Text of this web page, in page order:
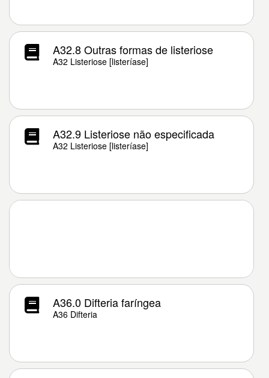
A32.8 Outras formas de listeriose
A32 Listeriose [listeríase]
A32.9 Listeriose não especificada
A32 Listeriose [listeríase]
A36.0 Difteria faríngea
A36 Difteria